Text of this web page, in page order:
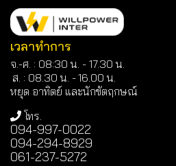
เวลาทำการ
จ.-ศ. : 08:30 น. - 17.30 น.
ส. : 08.30 น. -16.00 น.
หยุด อาทิตย์ และนักขัตฤกษณ์
โทร.
094-997-0022
094-294-8929
061-237-5272